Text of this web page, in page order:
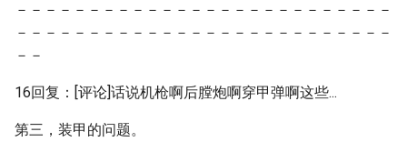
－－－－－－－－－－－－－－－－－－－－－－－－－－
－－－－－－－－－－－－－－－－－－－－－－－－－－
－－
16回复：[评论]话说机枪啊后膛炮啊穿甲弹啊这些...
第三，装甲的问题。